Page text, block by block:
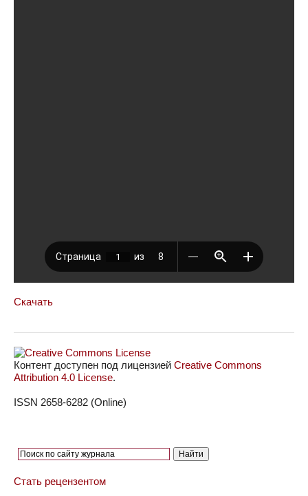
Скачать
Контент доступен под лицензией Creative Commons
Attribution 4.0 License.
ISSN 2658-6282 (Online)
Стать рецензентом